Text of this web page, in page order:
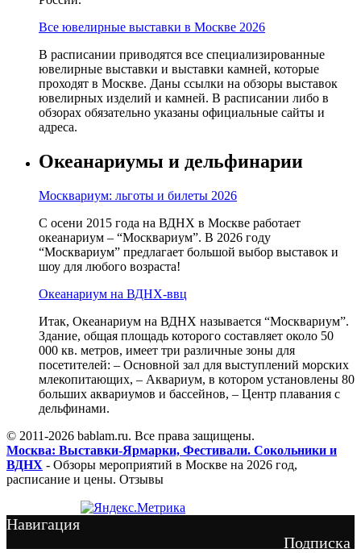
Все ювелирные выставки в Москве 2026
В расписании приводятся все специализированные
ювелирные выставки и выставки камней, которые
проходят в Москве. Даны ссылки на обзоры выставок
ювелирных изделий и камней. В расписании либо в
обзорах обязательно указаны официальные сайты и
адреса.
Океанариумы и дельфинарии
Москвариум: льготы и билеты 2026
С осени 2015 года на ВДНХ в Москве работает
океанариум – “Москвариум”. В 2026 году
“Москвариум” предлагает большой выбор выставок и
шоу для любого возраста!
Океанариум на ВДНХ-ввц
Итак, Океанариум на ВДНХ называется “Москвариум”.
Здание, общая площадь которого составляет около 50
000 кв. метров, имеет три различные зоны для
посетителей: – Основной зал для выступлений морских
млекопитающих, – Аквариум, в котором установлены 80
больших аквариумов и бассейнов, – Центр плавания с
дельфинами.
© 2011-2026 bablam.ru. Все права защищены.
Москва: Выставки-Ярмарки, Фестивали. Сокольники и
ВДНХ - Обзоры мероприятий в Москве на 2026 год,
расписание и цены. Отзывы
Навигация
Подписка